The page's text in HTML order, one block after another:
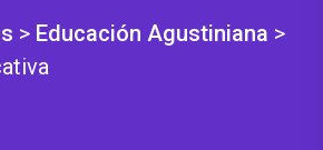
> Educación Agustiniana >